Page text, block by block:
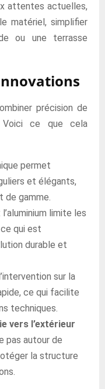
attentes actuelles,
matériel, simplifier
ou une terrasse
précision de
Voici ce que cela
permet
et élégants,
de gamme.
l’aluminium limite les
qui est
durable et
sur la
ce qui facilite
techniques.
vers l’extérieur
pas autour de
la structure